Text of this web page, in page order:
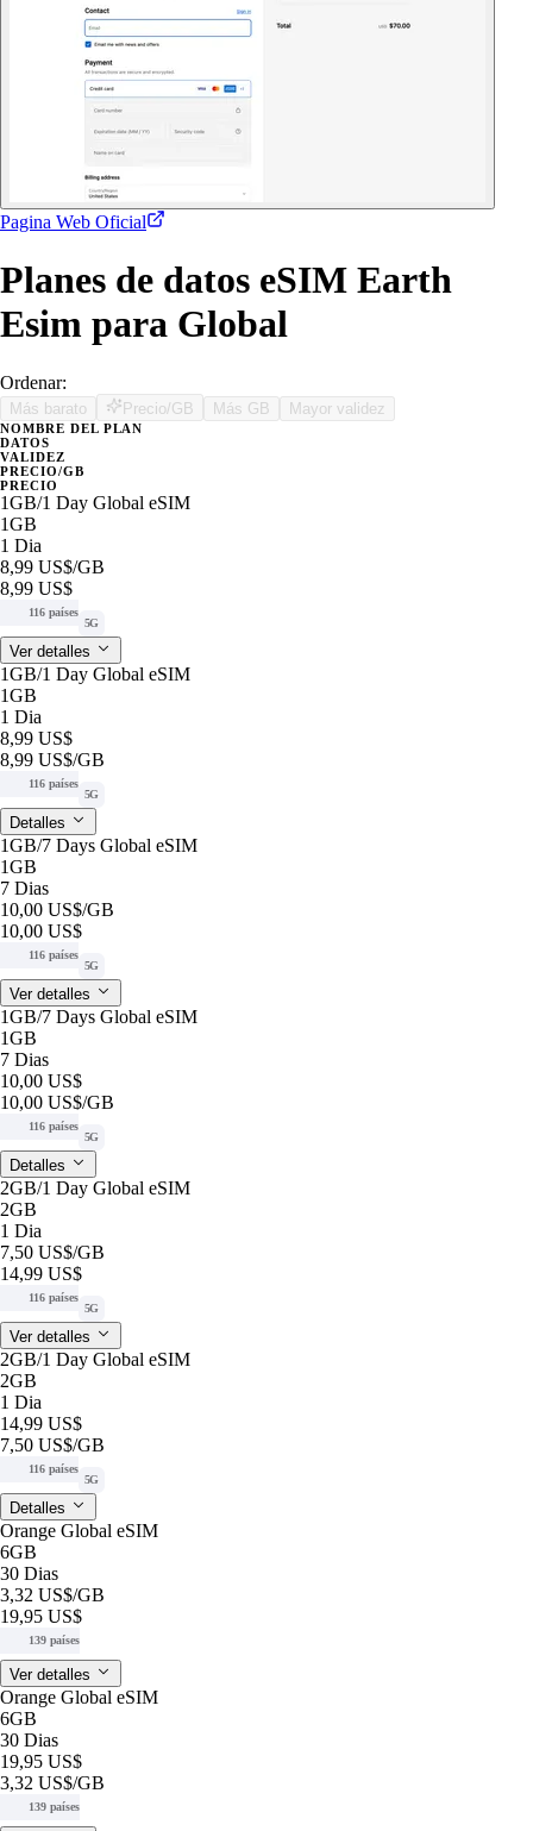
Pagina Web Oficial
Planes de datos eSIM Earth
Esim para Global
Ordenar:
Más barato Precio/GB Más GB Mayor validez
NOMBRE DEL PLAN
DATOS
VALIDEZ
PRECIO/GB
PRECIO
1GB/1 Day Global eSIM
1GB
1 Dia
8,99 US$/GB
8,99 US$
116 países
5G
Ver detalles
1GB/1 Day Global eSIM
1GB
1 Dia
8,99 US$
8,99 US$/GB
116 países
5G
Detalles
1GB/7 Days Global eSIM
1GB
7 Dias
10,00 US$/GB
10,00 US$
116 países
5G
Ver detalles
1GB/7 Days Global eSIM
1GB
7 Dias
10,00 US$
10,00 US$/GB
116 países
5G
Detalles
2GB/1 Day Global eSIM
2GB
1 Dia
7,50 US$/GB
14,99 US$
116 países
5G
Ver detalles
2GB/1 Day Global eSIM
2GB
1 Dia
14,99 US$
7,50 US$/GB
116 países
5G
Detalles
Orange Global eSIM
6GB
30 Dias
3,32 US$/GB
19,95 US$
139 países
Ver detalles
Orange Global eSIM
6GB
30 Dias
19,95 US$
3,32 US$/GB
139 países